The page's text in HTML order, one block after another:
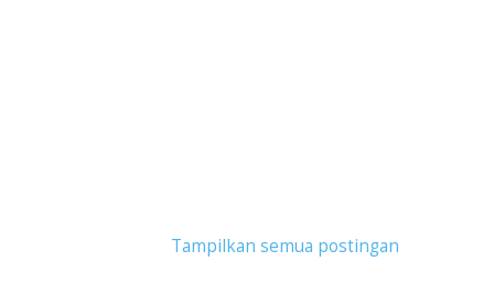
Tampilkan semua postingan